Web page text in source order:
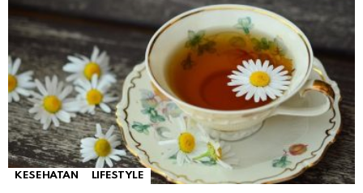
KESEHATAN LIFESTYLE